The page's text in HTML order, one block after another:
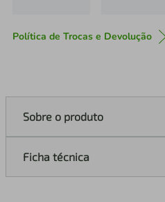
Política de Trocas e Devolução
Sobre o produto
Ficha técnica